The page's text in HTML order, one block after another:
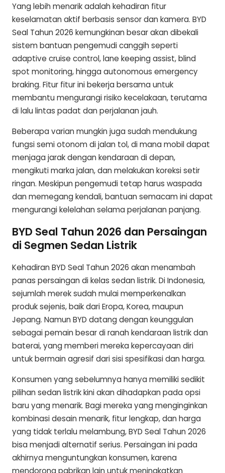
Yang lebih menarik adalah kehadiran fitur
keselamatan aktif berbasis sensor dan kamera. BYD
Seal Tahun 2026 kemungkinan besar akan dibekali
sistem bantuan pengemudi canggih seperti
adaptive cruise control, lane keeping assist, blind
spot monitoring, hingga autonomous emergency
braking. Fitur fitur ini bekerja bersama untuk
membantu mengurangi risiko kecelakaan, terutama
di lalu lintas padat dan perjalanan jauh.
Beberapa varian mungkin juga sudah mendukung
fungsi semi otonom di jalan tol, di mana mobil dapat
menjaga jarak dengan kendaraan di depan,
mengikuti marka jalan, dan melakukan koreksi setir
ringan. Meskipun pengemudi tetap harus waspada
dan memegang kendali, bantuan semacam ini dapat
mengurangi kelelahan selama perjalanan panjang.
BYD Seal Tahun 2026 dan Persaingan
di Segmen Sedan Listrik
Kehadiran BYD Seal Tahun 2026 akan menambah
panas persaingan di kelas sedan listrik. Di Indonesia,
sejumlah merek sudah mulai memperkenalkan
produk sejenis, baik dari Eropa, Korea, maupun
Jepang. Namun BYD datang dengan keunggulan
sebagai pemain besar di ranah kendaraan listrik dan
baterai, yang memberi mereka kepercayaan diri
untuk bermain agresif dari sisi spesifikasi dan harga.
Konsumen yang sebelumnya hanya memiliki sedikit
pilihan sedan listrik kini akan dihadapkan pada opsi
baru yang menarik. Bagi mereka yang menginginkan
kombinasi desain menarik, fitur lengkap, dan harga
yang tidak terlalu melambung, BYD Seal Tahun 2026
bisa menjadi alternatif serius. Persaingan ini pada
akhirnya menguntungkan konsumen, karena
mendorong pabrikan lain untuk meningkatkan